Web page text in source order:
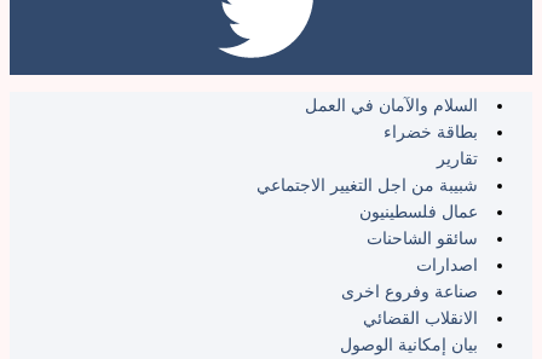
السلام والآمان في العمل
بطاقة خضراء
تقارير
شبيبة من اجل التغيير الاجتماعي
عمال فلسطينيون
سائقو الشاحنات
اصدارات
صناعة وفروع اخرى
الانقلاب القضائي
بيان إمكانية الوصول